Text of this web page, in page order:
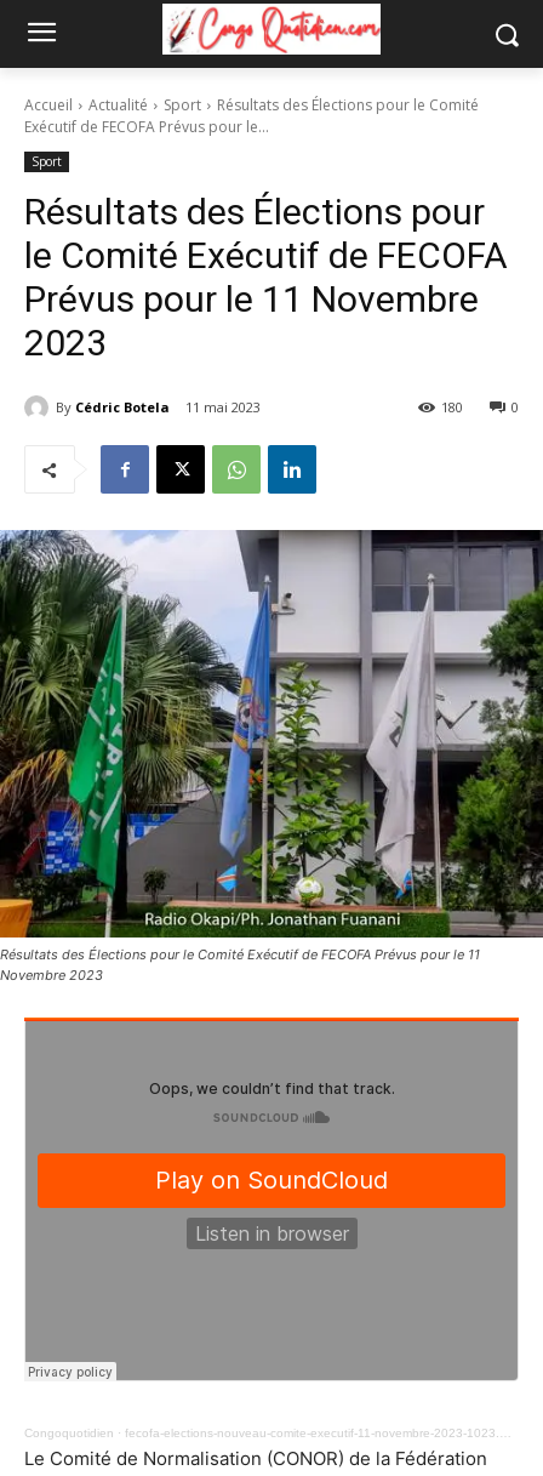
Accueil Actualité Sport
Résultats des Élections pour le Comité
Exécutif de FECOFA Prévus pour le...
Sport
Résultats des Élections pour
le Comité Exécutif de FECOFA
Prévus pour le 11 Novembre
2023
By Cédric Botela 11 mai 2023 0
180
Résultats des Élections pour le Comité Exécutif de FECOFA Prévus pour le 11
Novembre 2023
Congoquotidien · fecofa-elections-nouveau-comite-executif-11-novembre-2023-1023.mp3
Le Comité de Normalisation (CONOR) de la Fédération